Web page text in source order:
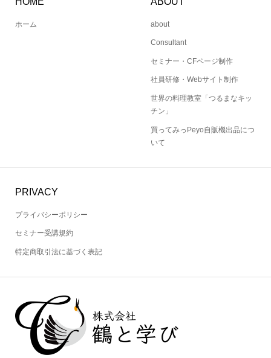
ホーム about
Consultant
セミナー・CFページ制作
社員研修・Webサイト制作
世界の料理教室「つるまなキッ
チン」
買ってみっPeyo自販機出品につ
いて
PRIVACY
プライバシーポリシー
セミナー受講規約
特定商取引法に基づく表記